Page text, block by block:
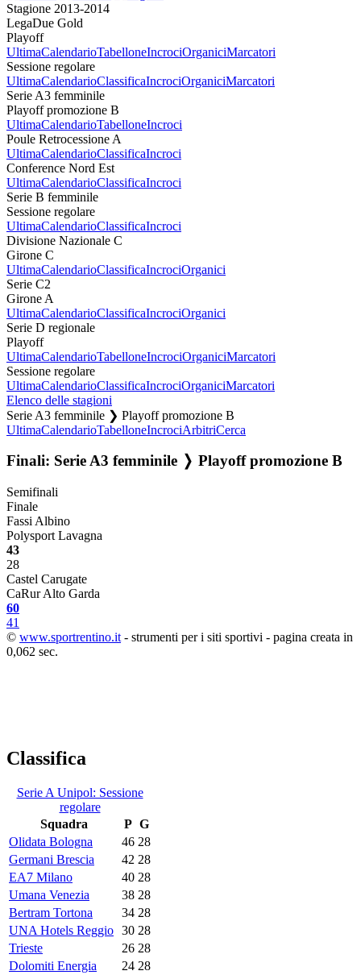
Stagione 2013-2014
LegaDue Gold
Playoff
UltimaCalendarioTabelloneIncrociOrganiciMarcatori
Sessione regolare
UltimaCalendarioClassificaIncrociOrganiciMarcatori
Serie A3 femminile
Playoff promozione B
UltimaCalendarioTabelloneIncroci
Poule Retrocessione A
UltimaCalendarioClassificaIncroci
Conference Nord Est
UltimaCalendarioClassificaIncroci
Serie B femminile
Sessione regolare
UltimaCalendarioClassificaIncroci
Divisione Nazionale C
Girone C
UltimaCalendarioClassificaIncrociOrganici
Serie C2
Girone A
UltimaCalendarioClassificaIncrociOrganici
Serie D regionale
Playoff
UltimaCalendarioTabelloneIncrociOrganiciMarcatori
Sessione regolare
UltimaCalendarioClassificaIncrociOrganiciMarcatori
Elenco delle stagioni
Serie A3 femminile ❯ Playoff promozione B
UltimaCalendarioTabelloneIncrociArbitriCerca
Finali: Serie A3 femminile ❭ Playoff promozione B
Semifinali
Finale
Fassi Albino
Polysport Lavagna
43
28
Castel Carugate
CaRur Alto Garda
60
41
© www.sportrentino.it - strumenti per i siti sportivi - pagina creata in
0,062 sec.
Classifica
Serie A Unipol: Sessione
regolare
Squadra
P G
Olidata Bologna
46 28
Germani Brescia
42 28
EA7 Milano
40 28
Umana Venezia
38 28
Bertram Tortona
34 28
UNA Hotels Reggio 30 28
Trieste
26 28
Dolomiti Energia
24 28